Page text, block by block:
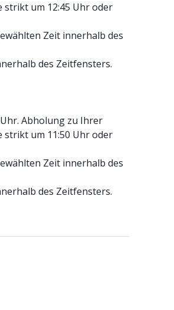
strikt um 12:45 Uhr oder
Zeit innerhalb des
des Zeitfensters.
Uhr. Abholung zu Ihrer
strikt um 11:50 Uhr oder
Zeit innerhalb des
des Zeitfensters.